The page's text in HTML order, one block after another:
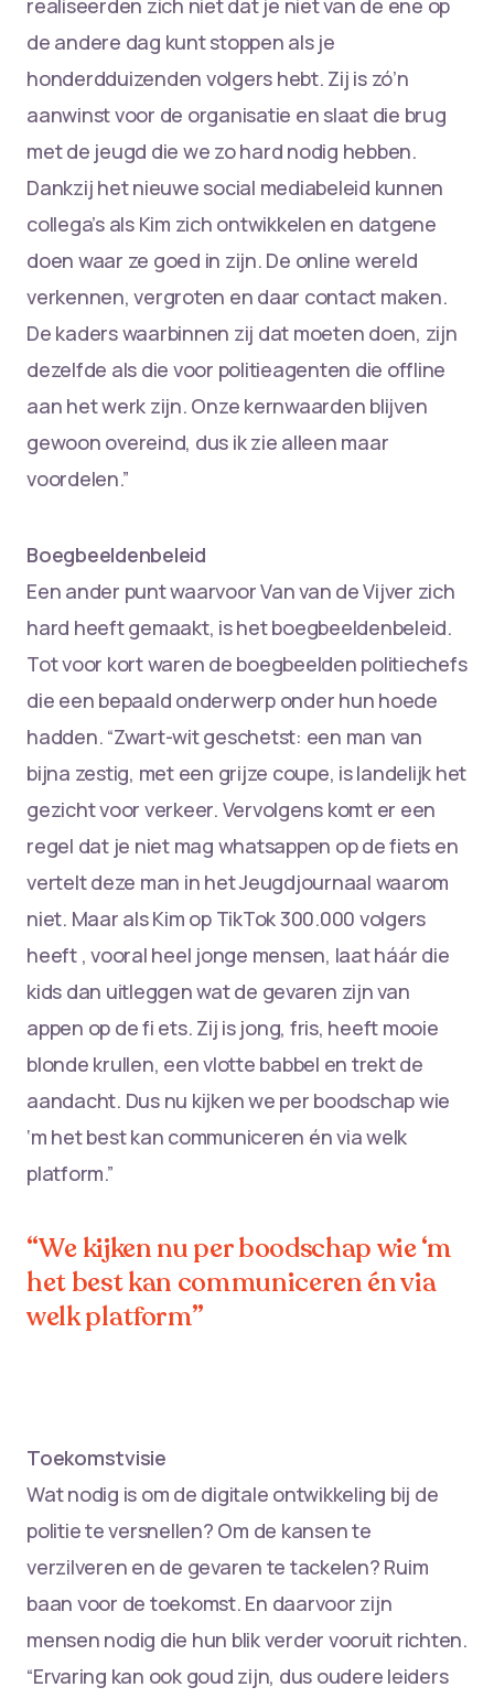
realiseerden zich niet dat je niet van de ene op
de andere dag kunt stoppen als je
honderdduizenden volgers hebt. Zij is zó’n
aanwinst voor de organisatie en slaat die brug
met de jeugd die we zo hard nodig hebben.
Dankzij het nieuwe social mediabeleid kunnen
collega’s als Kim zich ontwikkelen en datgene
doen waar ze goed in zijn. De online wereld
verkennen, vergroten en daar contact maken.
De kaders waarbinnen zij dat moeten doen, zijn
dezelfde als die voor politieagenten die offline
aan het werk zijn. Onze kernwaarden blijven
gewoon overeind, dus ik zie alleen maar
voordelen.”
Boegbeeldenbeleid
Een ander punt waarvoor Van van de Vijver zich
hard heeft gemaakt, is het boegbeeldenbeleid.
Tot voor kort waren de boegbeelden politiechefs
die een bepaald onderwerp onder hun hoede
hadden. “Zwart-wit geschetst: een man van
bijna zestig, met een grijze coupe, is landelijk het
gezicht voor verkeer. Vervolgens komt er een
regel dat je niet mag whatsappen op de fiets en
vertelt deze man in het Jeugdjournaal waarom
niet. Maar als Kim op TikTok 300.000 volgers
heeft , vooral heel jonge mensen, laat háár die
kids dan uitleggen wat de gevaren zijn van
appen op de fi ets. Zij is jong, fris, heeft mooie
blonde krullen, een vlotte babbel en trekt de
aandacht. Dus nu kijken we per boodschap wie
‘m het best kan communiceren én via welk
platform.”
“We kijken nu per boodschap wie ‘m
het best kan communiceren én via
welk platform”
Toekomstvisie
Wat nodig is om de digitale ontwikkeling bij de
politie te versnellen? Om de kansen te
verzilveren en de gevaren te tackelen? Ruim
baan voor de toekomst. En daarvoor zijn
mensen nodig die hun blik verder vooruit richten.
“Ervaring kan ook goud zijn, dus oudere leiders